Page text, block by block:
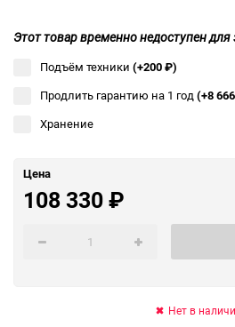
Этот товар временно недоступен для
Подъём техники (+200₽)
Продлить гарантию на 1 год(+8
Хранение
Цена
108 330₽
Нет в